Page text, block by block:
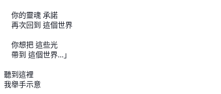
你的靈魂 承諾
再次回到 這個世界
你想把 這些光
帶到 這個世界...」
聽到這裡
我舉手示意